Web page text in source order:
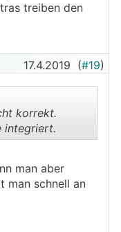
treiben den
17.4.2019 (#19)
korrekt.
integriert.
man aber
man schnell an